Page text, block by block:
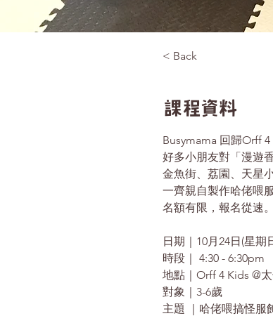
< Back
課程資料
Busymama 回歸Orff 4
好多小朋友對「漫遊
金魚街、荔園、天星
一齊親自製作哈佬喂
名額有限，報名從速
日期｜10月24日(星期
時段｜ 4:30 - 6:30pm
地點｜Orff 4 Kids @
對象｜3-6歲
主題 ｜哈佬喂搞怪服